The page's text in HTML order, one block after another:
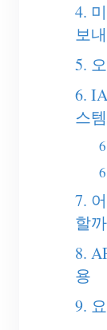
전
PV
홈
리
튜
FAQ
뉴스
블
커뮤
기
기
포럼
PV
솔
문의
회
4.
보
5.
6.
스
7.
할
8.
용
9.